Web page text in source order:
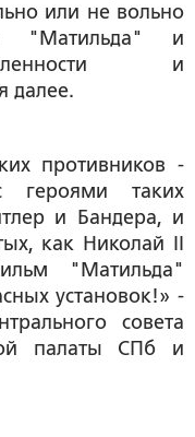
или не вольно
"Матильда" и
и
далее.
противников -
героями таких
и Бандера, и
как Николай II
"Матильда"
установок!» -
совета
палаты СПб и